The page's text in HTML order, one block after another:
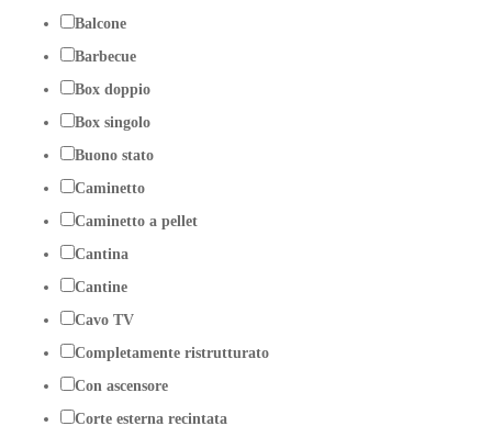
Balcone
Barbecue
Box doppio
Box singolo
Buono stato
Caminetto
Caminetto a pellet
Cantina
Cantine
Cavo TV
Completamente ristrutturato
Con ascensore
Corte esterna recintata